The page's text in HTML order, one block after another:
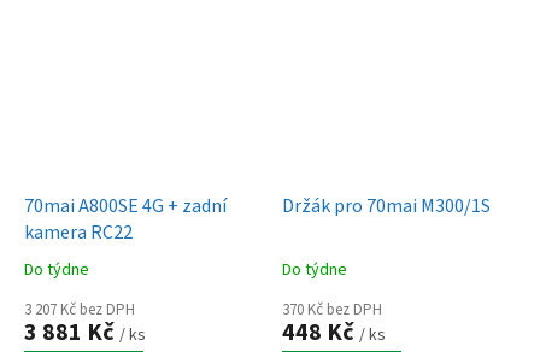
70mai A800SE 4G + zadní
kamera RC22
Do týdne
3 207 Kč bez DPH
3 881 Kč / ks
Držák pro 70mai M300/1S
Do týdne
370 Kč bez DPH
448 Kč / ks